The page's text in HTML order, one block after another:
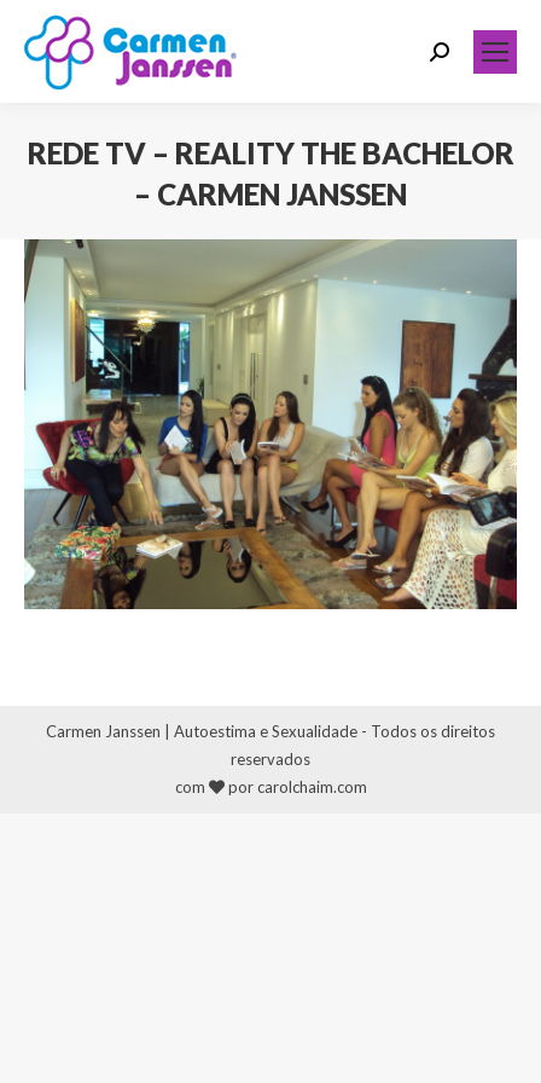
Search:
REDE TV – REALITY THE BACHELOR
– CARMEN JANSSEN
Carmen Janssen | Autoestima e Sexualidade - Todos os direitos
reservados
com
por carolchaim.com